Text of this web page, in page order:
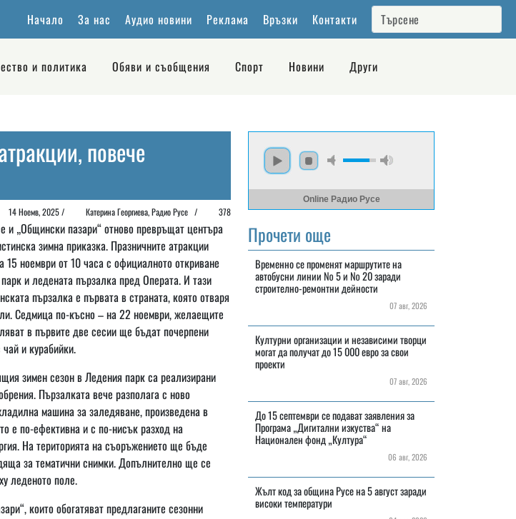
Начало За нас Аудио новини Реклама Връзки Контакти
и политика Обяви и съобщения Спорт Новини Други
повече
14 Ноемв, 2025 / Катерина Георгиева, Радио Русе / 378
и „Общински пазари“ отново превръщат центъра
зимна приказка. Празничните атракции
15 ноември от 10 часа с официалното откриване
и ледената пързалка пред Операта. И тази
пързалка е първата в страната, която отваря
Седмица по-късно – на 22 ноември, желаещите
в първите две сесии ще бъдат почерпени
и курабийки.
зимен сезон в Ледения парк са реализирани
Пързалката вече разполага с ново
машина за заледяване, произведена в
е по-ефективна и с по-нисък разход на
На територията на съоръжението ще бъде
за тематични снимки. Допълнително ще се
леденото поле.
които обогатяват предлаганите сезонни
Online Радио Русе
Прочети още
Временно се променят маршрутите на
автобусни линии № 5 и № 20 заради
строително-ремонтни дейности
07 авг, 2026
Културни организации и независими творци
могат да получат до 15 000 евро за свои
проекти
07 авг, 2026
До 15 септември се подават заявления за
Програма „Дигитални изкуства“ на
Национален фонд „Култура“
06 авг, 2026
Жълт код за община Русе на 5 август заради
високи температури